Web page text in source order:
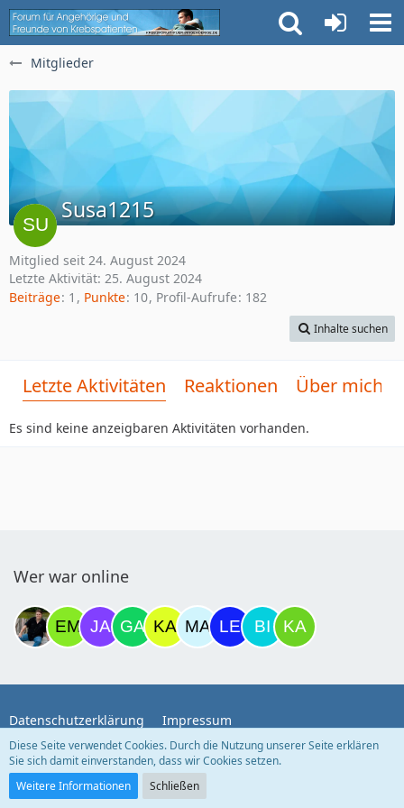
Mitglieder
Susa1215
Mitglied seit 24. August 2024
Letzte Aktivität: 25. August 2024
Beiträge 1 Punkte 10 Profil-Aufrufe 182
Inhalte suchen
Letzte Aktivitäten Reaktionen Über mich
Es sind keine anzeigbaren Aktivitäten vorhanden.
Wer war online
Datenschutzerklärung Impressum
Community-Software:
Diese Seite verwendet Cookies. Durch die Nutzung unserer Seite erklären
Sie sich damit einverstanden, dass wir Cookies setzen.
Weitere Informationen
Schließen